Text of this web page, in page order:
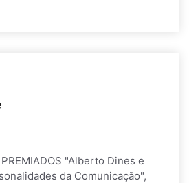
"Alberto Dines e
da Comunicação",